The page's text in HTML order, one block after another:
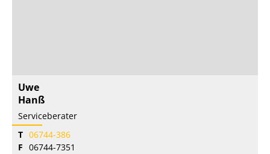
Uwe
Hanß
Serviceberater
T 06744-386
F 06744-7351